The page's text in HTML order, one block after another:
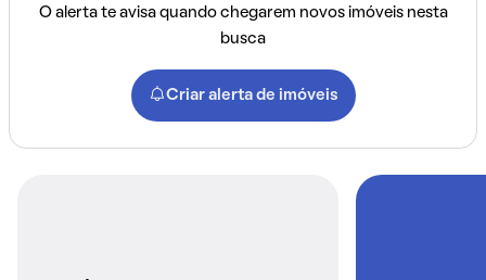
O alerta te avisa quando chegarem novos imóveis nesta
busca
Criar alerta de imóveis